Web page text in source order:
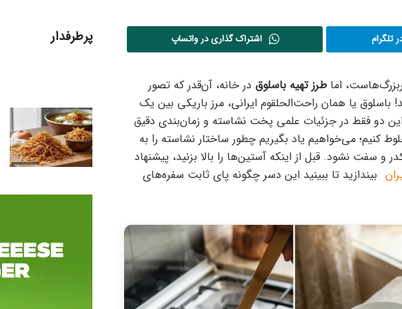
تلگرام اشتراک گذاری در واتساپ
اماطرز تهیه باسلوق در خانه، آن‌قدر که تصور
باسلوق یا همان راحت‌الحلقوم ایرانی، مرز باریکی بین یک
دو فقط در جزئیات علمی پخت نشاسته و زمان‌بندی دقیق
کنیم؛ می‌خواهیم یاد بگیریم چطور ساختار نشاسته را به
و سفت نشود. قبل از اینکه آستین‌ها را بالا بزنید، پیشنهاد
بیندازید تا ببینید این دسر چگونه پای ثابت سفره‌های
پرطرفدار